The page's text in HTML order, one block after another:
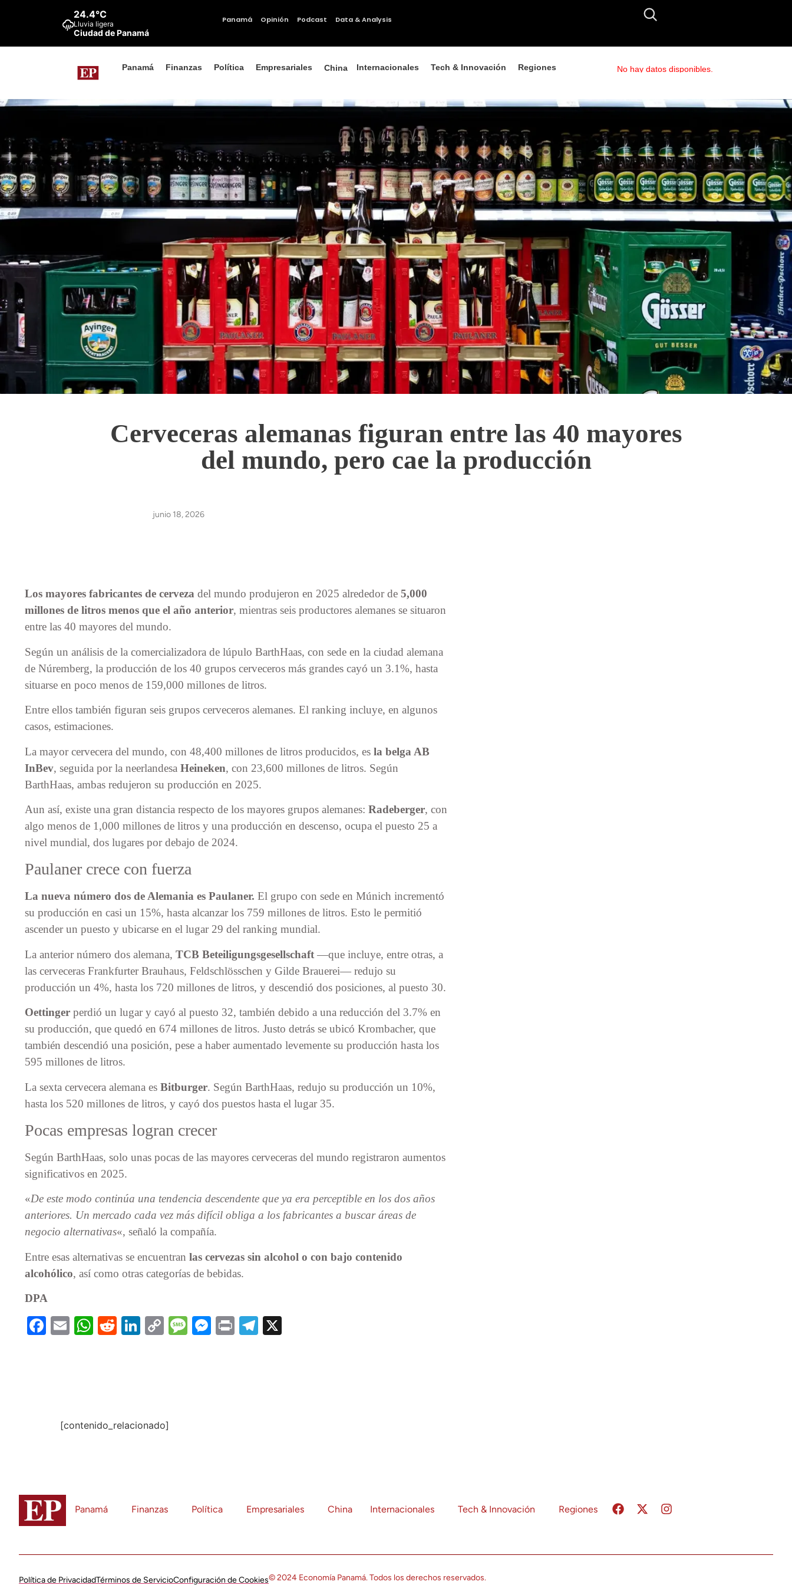
24.4°C
Lluvia ligera
Ciudad de Panamá
Panamá Opinión Podcast Data & Analysis
Panamá Finanzas Política Empresariales China Internacionales Tech & Innovación Regiones No hay datos disponibles.
Cerveceras alemanas figuran entre las 40 mayores
del mundo, pero cae la producción
junio 18, 2026
Los mayores fabricantes de cerveza del mundo produjeron en 2025 alrededor de 5,000
millones de litros menos que el año anterior, mientras seis productores alemanes se situaron
entre las 40 mayores del mundo.
Según un análisis de la comercializadora de lúpulo BarthHaas, con sede en la ciudad alemana
de Núremberg, la producción de los 40 grupos cerveceros más grandes cayó un 3.1%, hasta
situarse en poco menos de 159,000 millones de litros.
Entre ellos también figuran seis grupos cerveceros alemanes. El ranking incluye, en algunos
casos, estimaciones.
La mayor cervecera del mundo, con 48,400 millones de litros producidos, es la belga AB
InBev, seguida por la neerlandesa Heineken, con 23,600 millones de litros. Según
BarthHaas, ambas redujeron su producción en 2025.
Aun así, existe una gran distancia respecto de los mayores grupos alemanes: Radeberger, con
algo menos de 1,000 millones de litros y una producción en descenso, ocupa el puesto 25 a
nivel mundial, dos lugares por debajo de 2024.
Paulaner crece con fuerza
La nueva número dos de Alemania es Paulaner. El grupo con sede en Múnich incrementó
su producción en casi un 15%, hasta alcanzar los 759 millones de litros. Esto le permitió
ascender un puesto y ubicarse en el lugar 29 del ranking mundial.
La anterior número dos alemana, TCB Beteiligungsgesellschaft —que incluye, entre otras, a
las cerveceras Frankfurter Brauhaus, Feldschlösschen y Gilde Brauerei— redujo su
producción un 4%, hasta los 720 millones de litros, y descendió dos posiciones, al puesto 30.
Oettinger perdió un lugar y cayó al puesto 32, también debido a una reducción del 3.7% en
su producción, que quedó en 674 millones de litros. Justo detrás se ubicó Krombacher, que
también descendió una posición, pese a haber aumentado levemente su producción hasta los
595 millones de litros.
La sexta cervecera alemana es Bitburger. Según BarthHaas, redujo su producción un 10%,
hasta los 520 millones de litros, y cayó dos puestos hasta el lugar 35.
Pocas empresas logran crecer
Según BarthHaas, solo unas pocas de las mayores cerveceras del mundo registraron aumentos
significativos en 2025.
«De este modo continúa una tendencia descendente que ya era perceptible en los dos años
anteriores. Un mercado cada vez más difícil obliga a los fabricantes a buscar áreas de
negocio alternativas«, señaló la compañía.
Entre esas alternativas se encuentran las cervezas sin alcohol o con bajo contenido
alcohólico, así como otras categorías de bebidas.
DPA
Facebook
EmailWhatsApp
RedditLinkedIn
CopyMessage
Messenger
PrintTelegram
[contenido_relacionado]
Panamá Finanzas Política Empresariales China Internacionales Tech & Innovación Regiones
Política de PrivacidadTérminos de ServicioConfiguración de Cookies© 2024 Economía Panamá. Todos los derechos reservados.